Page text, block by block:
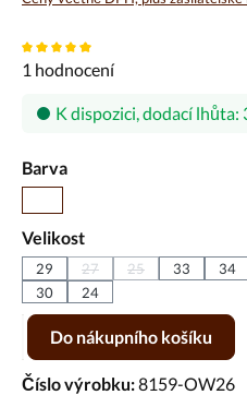
Průměrné hodnocení 5 z 5
1 hodnocení
K dispozici, dodací lhůta:
Vyberte
Barva
Vyberte
Velikost
29 27(Tato možnost není
25(Tato možnost není
33 34
30
24
Množství produktu: Zadejte
Do nákupního košíku
Číslo výrobku:8159-OW26